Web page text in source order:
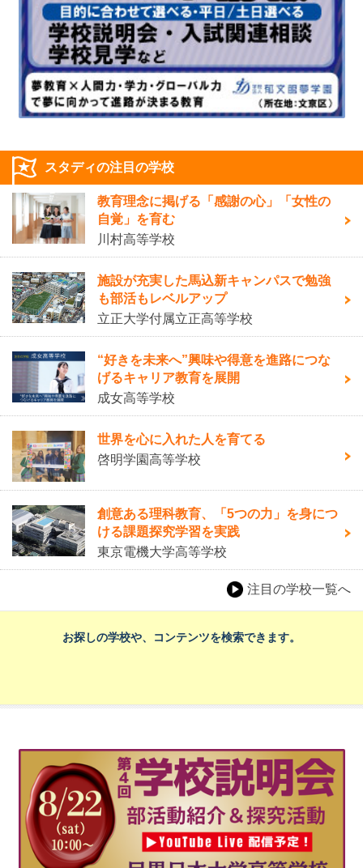
スタディの注目の学校
教育理念に掲げる「感謝の心」「女性の
自覚」を育む
川村高等学校
施設が充実した馬込新キャンパスで勉強
も部活もレベルアップ
立正大学付属立正高等学校
“好きを未来へ”興味や得意を進路につな
げるキャリア教育を展開
成女高等学校
世界を心に入れた人を育てる
啓明学園高等学校
創意ある理科教育、「5つの力」を身につ
ける課題探究学習を実践
東京電機大学高等学校
注目の学校一覧へ
お探しの学校や、コンテンツを検索できます。